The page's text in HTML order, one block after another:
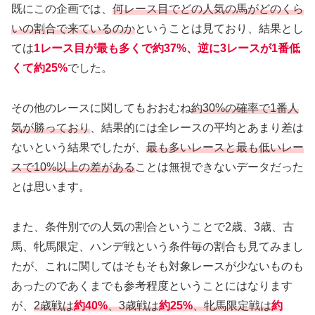
既にこの企画では、 何レース目でどの人気の馬がどのくら
いの割合で来ているのかということは見ており、結果とし
ては1レース目が最も多くで約37%、逆に3レースが1番低
くて約25%でした。
その他のレースに関してもおおむね約30%の確率で1番人
気が勝っており 、結果的には全レースの平均とあまり差は
ないという結果でしたが、 最も多いレースと最も低いレー
スで10%以上の差があることは無視できないデータだった
とは思います。
また、条件別での人気の割合ということで2歳、3歳、古
馬、牝馬限定、ハンデ戦という条件毎の割合も見てみまし
たが、これに関してはそもそも対象レースが少ないものも
あったのであくまでも参考程度ということにはなります
が、 2歳戦は約40%、3歳戦は約25%、牝馬限定戦は約